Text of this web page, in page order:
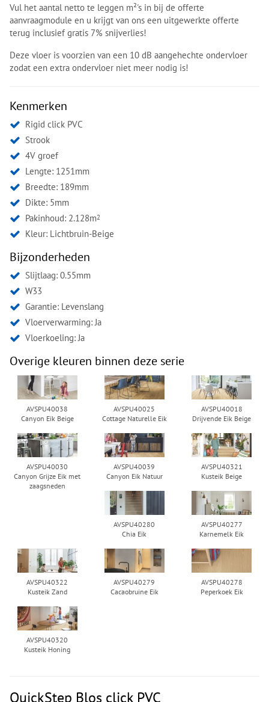
Vul het aantal netto te leggen m²'s in bij de offerte
aanvraagmodule en u krijgt van ons een uitgewerkte offerte
terug inclusief gratis 7% snijverlies!
Deze vloer is voorzien van een 10 dB aangehechte ondervloer
zodat een extra ondervloer niet meer nodig is!
Kenmerken
Rigid click PVC
Strook
4V groef
Lengte: 1251mm
Breedte: 189mm
Dikte: 5mm
Pakinhoud: 2.128m2
Kleur: Lichtbruin-Beige
Bijzonderheden
Slijtlaag: 0.55mm
W33
Garantie: Levenslang
Vloerverwarming: Ja
Vloerkoeling: Ja
Overige kleuren binnen deze serie
AVSPU40038
Canyon Eik Beige
AVSPU40025
Cottage Naturelle Eik
AVSPU40018
Drijvende Eik Beige
AVSPU40030
Canyon Grijze Eik met
zaagsneden
AVSPU40039
Canyon Eik Natuur
AVSPU40321
Kusteik Beige
AVSPU40280
Chia Eik
AVSPU40277
Karnemelk Eik
AVSPU40322
Kusteik Zand
AVSPU40279
Cacaobruine Eik
AVSPU40278
Peperkoek Eik
AVSPU40320
Kusteik Honing
QuickStep Blos click PVC